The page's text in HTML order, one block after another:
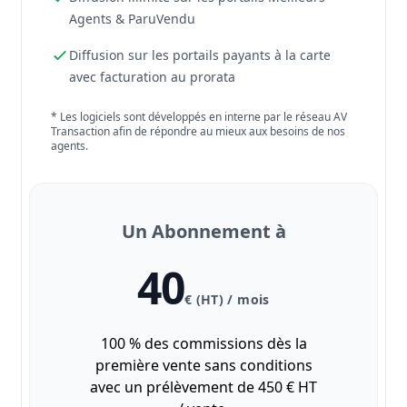
Agents & ParuVendu
Diffusion sur les portails payants à la carte
avec facturation au prorata
* Les logiciels sont développés en interne par le réseau AV
Transaction afin de répondre au mieux aux besoins de nos
agents.
Un Abonnement à
40€ (HT) / mois
100 % des commissions dès la
première vente sans conditions
avec un prélèvement de 450 € HT